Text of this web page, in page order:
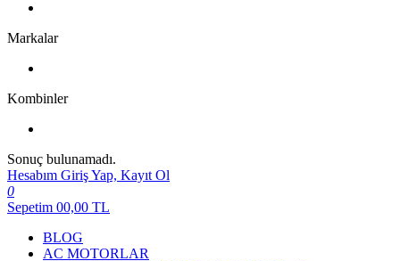
Markalar
Kombinler
Sonuç bulunamadı.
Hesabım Giriş Yap, Kayıt Ol
0
Sepetim 00,00 TL
BLOG
AC MOTORLAR